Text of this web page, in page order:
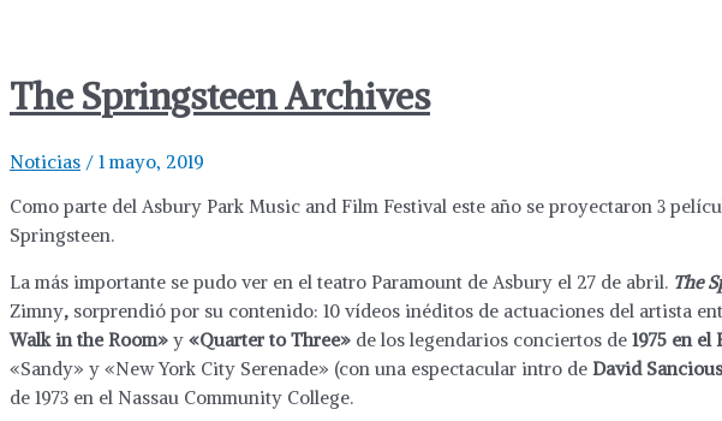
The Springsteen Archives
Noticias / 1 mayo, 2019
Como parte del Asbury Park Music and Film Festival este año se proyectaron 3
Springsteen.
La más importante se pudo ver en el teatro Paramount de Asbury el 27 de abril. The
Zimny, sorprendió por su contenido: 10 vídeos inéditos de actuaciones del artista
Walk in the Room» y «Quarter to Three» de los legendarios conciertos de 1975 en
«Sandy» y «New York City Serenade» (con una espectacular intro de David Sancious
de 1973 en el Nassau Community College.